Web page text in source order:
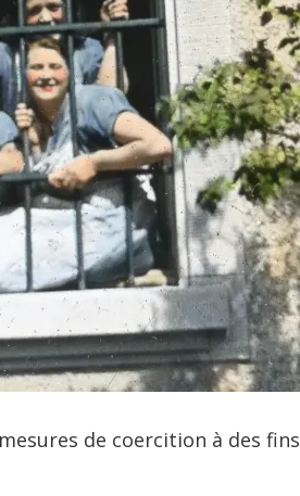
de coercition à des fins